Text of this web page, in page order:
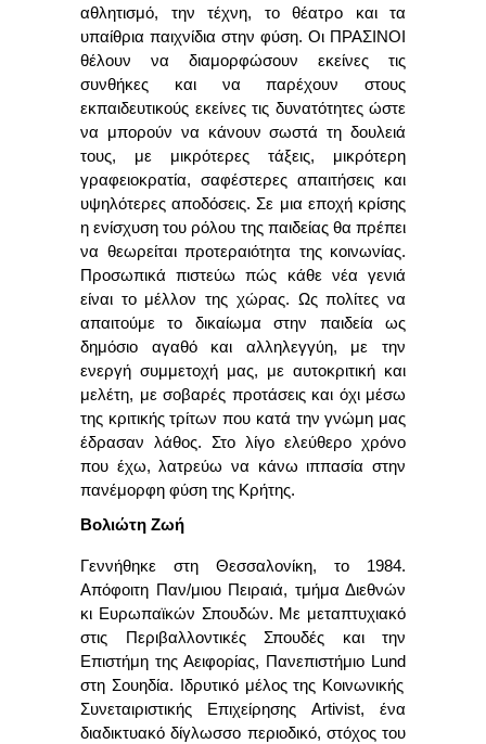
αθλητισμό, την τέχνη, το θέατρο και τα
υπαίθρια παιχνίδια στην φύση. Οι ΠΡΑΣΙΝΟΙ
θέλουν να διαμορφώσουν εκείνες τις
συνθήκες και να παρέχουν στους
εκπαιδευτικούς εκείνες τις δυνατότητες ώστε
να μπορούν να κάνουν σωστά τη δουλειά
τους, με μικρότερες τάξεις, μικρότερη
γραφειοκρατία, σαφέστερες απαιτήσεις και
υψηλότερες αποδόσεις. Σε μια εποχή κρίσης
η ενίσχυση του ρόλου της παιδείας θα πρέπει
να θεωρείται προτεραιότητα της κοινωνίας.
Προσωπικά πιστεύω πώς κάθε νέα γενιά
είναι το μέλλον της χώρας. Ως πολίτες να
απαιτούμε το δικαίωμα στην παιδεία ως
δημόσιο αγαθό και αλληλεγγύη, με την
ενεργή συμμετοχή μας, με αυτοκριτική και
μελέτη, με σοβαρές προτάσεις και όχι μέσω
της κριτικής τρίτων που κατά την γνώμη μας
έδρασαν λάθος. Στο λίγο ελεύθερο χρόνο
που έχω, λατρεύω να κάνω ιππασία στην
πανέμορφη φύση της Κρήτης.
Βολιώτη Ζωή
Γεννήθηκε στη Θεσσαλονίκη, το 1984.
Απόφοιτη Παν/μιου Πειραιά, τμήμα Διεθνών
κι Ευρωπαϊκών Σπουδών. Με μεταπτυχιακό
στις Περιβαλλοντικές Σπουδές και την
Επιστήμη της Αειφορίας, Πανεπιστήμιο Lund
στη Σουηδία. Ιδρυτικό μέλος της Κοινωνικής
Συνεταιριστικής Επιχείρησης Artivist, ένα
διαδικτυακό δίγλωσσο περιοδικό, στόχος του